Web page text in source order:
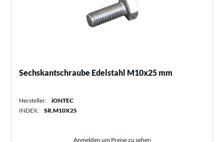
Sechskantschraube Edelstahl M10x25 mm
Hersteller:
iONTEC
INDEX:
SR.M10X25
Anmelden um Preise zu sehen